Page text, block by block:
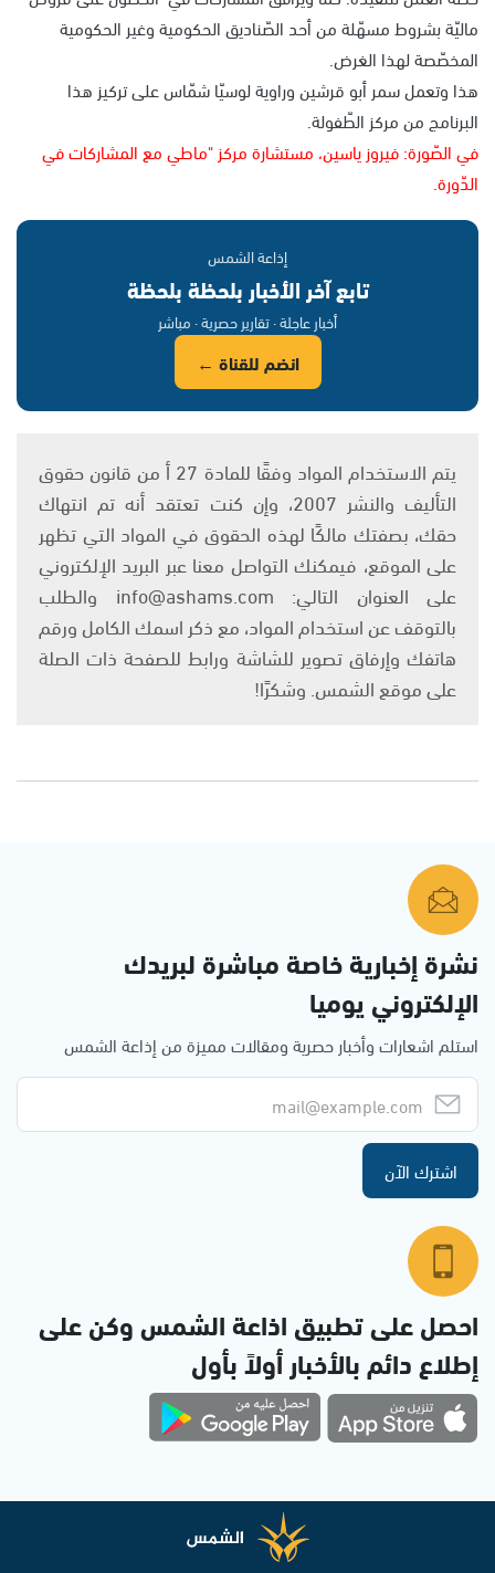
ماليّة بشروط مسهّلة من أحد الصّناديق الحكومية وغير الحكومية
المخصّصة لهذا الغرض.
هذا وتعمل سمر أبو قرشين وراوية لوسيّا شمّاس على تركيز هذا
البرنامج من مركز الطّفولة.
في الصّورة: فيروز ياسين، مستشارة مركز "ماطي مع المشاركات في
الدّورة.
إذاعة الشمس
تابع آخر الأخبار بلحظة بلحظة
أخبار عاجلة · تقارير حصرية · مباشر
انضم للقناة ←
يتم الاستخدام المواد وفقًا للمادة 27 أ من قانون حقوق
التأليف والنشر 2007، وإن كنت تعتقد أنه تم انتهاك
حقك، بصفتك مالكًا لهذه الحقوق في المواد التي تظهر
على الموقع، فيمكنك التواصل معنا عبر البريد الإلكتروني
على العنوان التالي: info@ashams.com والطلب
بالتوقف عن استخدام المواد، مع ذكر اسمك الكامل ورقم
هاتفك وإرفاق تصوير للشاشة ورابط للصفحة ذات الصلة
على موقع الشمس. وشكرًا!
نشرة إخبارية خاصة مباشرة لبريدك
الإلكتروني يوميا
استلم اشعارات وأخبار حصرية ومقالات مميزة من إذاعة الشمس
اشترك الآن
احصل على تطبيق اذاعة الشمس وكن على
إطلاع دائم بالأخبار أولاً بأول